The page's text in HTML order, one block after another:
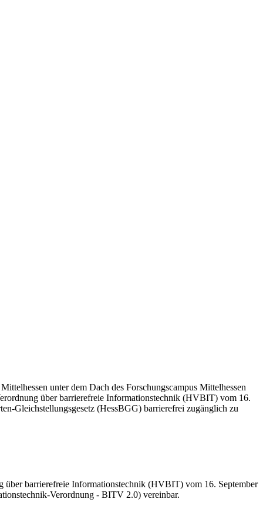
unter dem Dach des Forschungscampus Mittelhessen
über barrierefreie Informationstechnik (HVBIT) vom 16.
Gleichstellungsgesetz (HessBGG) barrierefrei zugänglich zu
über barrierefreie Informationstechnik (HVBIT) vom 16. September
Verordnung - BITV 2.0) vereinbar.